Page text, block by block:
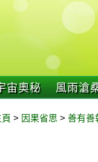
宙奧秘 風雨滄
頁 > 因果省思 > 善有善